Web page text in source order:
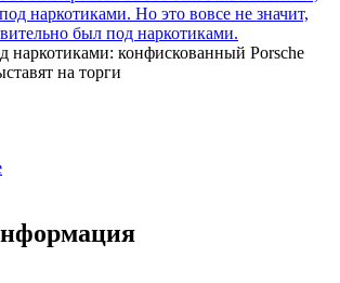
наркотиками. Но это вовсе не значит,
был под наркотиками.
наркотиками: конфискованный Porsche
на торги